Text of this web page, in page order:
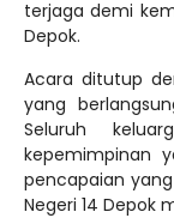
terjaga demi
Depok.
Acara ditutup
yang
Seluruh
kepemimpinan
pencapaian
Negeri 14 Depok